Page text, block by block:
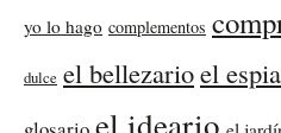
yo lo hago complementos
dulce el bellezarioel
el ideario